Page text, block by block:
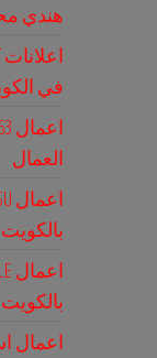
هندي
في
العمال
بالكويت
بالكويت
اعمال